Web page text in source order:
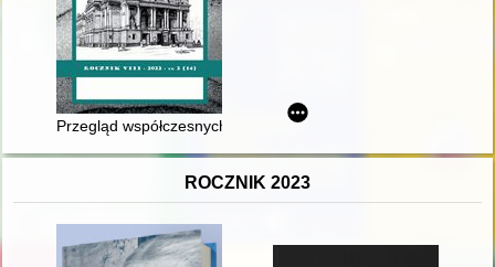
Przegląd współczesnych ukraińskich rozpraw naukowych,
ROCZNIK 2023